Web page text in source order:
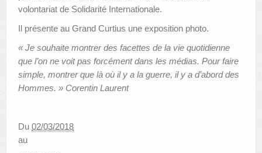
volontariat de Solidarité Internationale.
Il présente au Grand Curtius une exposition photo.
« Je souhaite montrer des facettes de la vie quotidienne
que l’on ne voit pas forcément dans les médias. Pour faire
simple, montrer que là où il y a la guerre, il y a d’abord des
Hommes. » Corentin Laurent
Du 02/03/2018
au